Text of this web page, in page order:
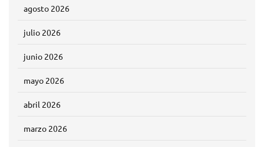
agosto 2026
julio 2026
junio 2026
mayo 2026
abril 2026
marzo 2026